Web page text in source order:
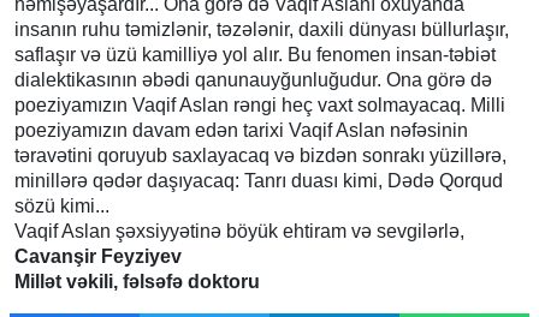
həmişəyaşardır... Ona görə də Vaqif Aslanı oxuyanda
insanın ruhu təmizlənir, təzələnir, daxili dünyası büllurlaşır,
saflaşır və üzü kamilliyə yol alır. Bu fenomen insan-təbiət
dialektikasının əbədi qanunauyğunluğudur. Ona görə də
poeziyamızın Vaqif Aslan rəngi heç vaxt solmayacaq. Milli
poeziyamızın davam edən tarixi Vaqif Aslan nəfəsinin
təravətini qoruyub saxlayacaq və bizdən sonrakı yüzillərə,
minillərə qədər daşıyacaq: Tanrı duası kimi, Dədə Qorqud
sözü kimi...
Vaqif Aslan şəxsiyyətinə böyük ehtiram və sevgilərlə,
Cavanşir Feyziyev
Millət vəkili, fəlsəfə doktoru